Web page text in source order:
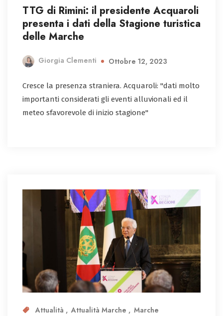
TTG di Rimini: il presidente Acquaroli
presenta i dati della Stagione turistica
delle Marche
Giorgia Clementi Ottobre 12, 2023
Cresce la presenza straniera. Acquaroli: "dati molto
importanti considerati gli eventi alluvionali ed il
meteo sfavorevole di inizio stagione"
Attualità Attualità Marche Marche